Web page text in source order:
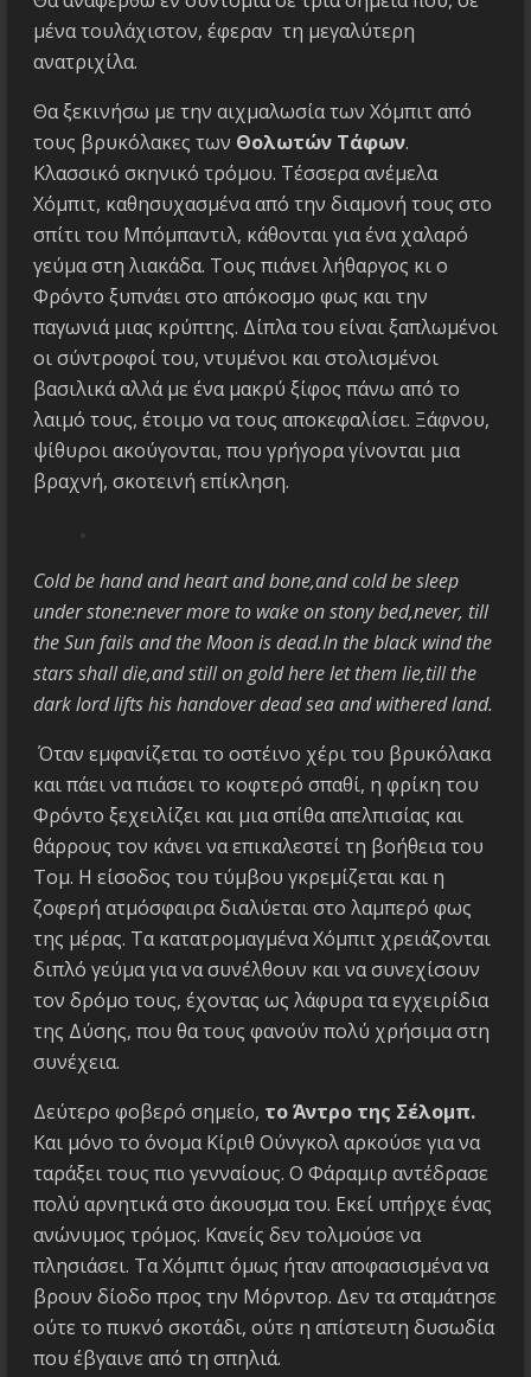
μένα τουλάχιστον, έφεραν τη μεγαλύτερη
ανατριχίλα.
Θα ξεκινήσω με την αιχμαλωσία των Χόμπιτ από
τους βρυκόλακες των Θολωτών Τάφων.
Κλασσικό σκηνικό τρόμου. Τέσσερα ανέμελα
Χόμπιτ, καθησυχασμένα από την διαμονή τους στο
σπίτι του Μπόμπαντιλ, κάθονται για ένα χαλαρό
γεύμα στη λιακάδα. Τους πιάνει λήθαργος κι ο
Φρόντο ξυπνάει στο απόκοσμο φως και την
παγωνιά μιας κρύπτης. Δίπλα του είναι ξαπλωμένοι
οι σύντροφοί του, ντυμένοι και στολισμένοι
βασιλικά αλλά με ένα μακρύ ξίφος πάνω από το
λαιμό τους, έτοιμο να τους αποκεφαλίσει. Ξάφνου,
ψίθυροι ακούγονται, που γρήγορα γίνονται μια
βραχνή, σκοτεινή επίκληση.
Cold be hand and heart and bone,and cold be sleep
under stone:never more to wake on stony bed,never, till
the Sun fails and the Moon is dead.In the black wind the
stars shall die,and still on gold here let them lie,till the
dark lord lifts his handover dead sea and withered land.
Όταν εμφανίζεται το οστέινο χέρι του βρυκόλακα
και πάει να πιάσει το κοφτερό σπαθί, η φρίκη του
Φρόντο ξεχειλίζει και μια σπίθα απελπισίας και
θάρρους τον κάνει να επικαλεστεί τη βοήθεια του
Τομ. Η είσοδος του τύμβου γκρεμίζεται και η
ζοφερή ατμόσφαιρα διαλύεται στο λαμπερό φως
της μέρας. Τα κατατρομαγμένα Χόμπιτ χρειάζονται
διπλό γεύμα για να συνέλθουν και να συνεχίσουν
τον δρόμο τους, έχοντας ως λάφυρα τα εγχειρίδια
της Δύσης, που θα τους φανούν πολύ χρήσιμα στη
συνέχεια.
Δεύτερο φοβερό σημείο, το Άντρο της Σέλομπ.
Και μόνο το όνομα Κίριθ Ούνγκολ αρκούσε για να
ταράξει τους πιο γενναίους. Ο Φάραμιρ αντέδρασε
πολύ αρνητικά στο άκουσμα του. Εκεί υπήρχε ένας
ανώνυμος τρόμος. Κανείς δεν τολμούσε να
πλησιάσει. Τα Χόμπιτ όμως ήταν αποφασισμένα να
βρουν δίοδο προς την Μόρντορ. Δεν τα σταμάτησε
ούτε το πυκνό σκοτάδι, ούτε η απίστευτη δυσωδία
που έβγαινε από τη σπηλιά.